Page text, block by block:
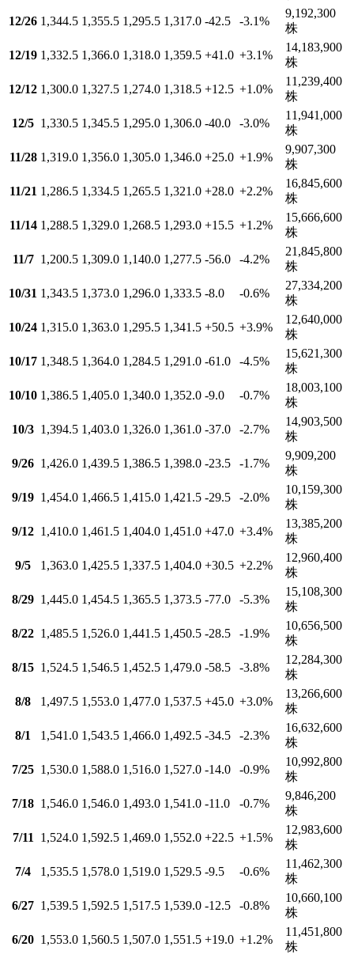
12/26 1,344.5 1,355.5 1,295.5 1,317.0 -42.5 -3.1%
9,192,300
株
12/19 1,332.5 1,366.0 1,318.0 1,359.5 +41.0 +3.1%
14,183,900
株
12/12 1,300.0 1,327.5 1,274.0 1,318.5 +12.5 +1.0%
11,239,400
株
12/5 1,330.5 1,345.5 1,295.0 1,306.0 -40.0 -3.0%
11,941,000
株
11/28 1,319.0 1,356.0 1,305.0 1,346.0 +25.0 +1.9%
9,907,300
株
11/21 1,286.5 1,334.5 1,265.5 1,321.0 +28.0 +2.2%
16,845,600
株
11/14 1,288.5 1,329.0 1,268.5 1,293.0 +15.5 +1.2%
15,666,600
株
11/7 1,200.5 1,309.0 1,140.0 1,277.5 -56.0 -4.2%
21,845,800
株
10/31 1,343.5 1,373.0 1,296.0 1,333.5 -8.0 -0.6%
27,334,200
株
10/24 1,315.0 1,363.0 1,295.5 1,341.5 +50.5 +3.9%
12,640,000
株
10/17 1,348.5 1,364.0 1,284.5 1,291.0 -61.0 -4.5%
15,621,300
株
10/10 1,386.5 1,405.0 1,340.0 1,352.0 -9.0 -0.7%
18,003,100
株
10/3 1,394.5 1,403.0 1,326.0 1,361.0 -37.0 -2.7%
14,903,500
株
9/26 1,426.0 1,439.5 1,386.5 1,398.0 -23.5 -1.7%
9,909,200
株
9/19 1,454.0 1,466.5 1,415.0 1,421.5 -29.5 -2.0%
10,159,300
株
9/12 1,410.0 1,461.5 1,404.0 1,451.0 +47.0 +3.4%
13,385,200
株
9/5
1,363.0 1,425.5 1,337.5 1,404.0 +30.5 +2.2%
12,960,400
株
8/29 1,445.0 1,454.5 1,365.5 1,373.5 -77.0 -5.3%
15,108,300
株
8/22 1,485.5 1,526.0 1,441.5 1,450.5 -28.5 -1.9%
10,656,500
株
8/15 1,524.5 1,546.5 1,452.5 1,479.0 -58.5 -3.8%
12,284,300
株
8/8
1,497.5 1,553.0 1,477.0 1,537.5 +45.0 +3.0%
13,266,600
株
8/1
1,541.0 1,543.5 1,466.0 1,492.5 -34.5 -2.3%
16,632,600
株
7/25 1,530.0 1,588.0 1,516.0 1,527.0 -14.0 -0.9%
10,992,800
株
7/18 1,546.0 1,546.0 1,493.0 1,541.0 -11.0 -0.7%
9,846,200
株
7/11
1,524.0 1,592.5 1,469.0 1,552.0 +22.5 +1.5%
12,983,600
株
7/4
1,535.5 1,578.0 1,519.0 1,529.5 -9.5 -0.6%
11,462,300
株
6/27 1,539.5 1,592.5 1,517.5 1,539.0 -12.5 -0.8%
10,660,100
株
6/20 1,553.0 1,560.5 1,507.0 1,551.5 +19.0 +1.2%
11,451,800
株